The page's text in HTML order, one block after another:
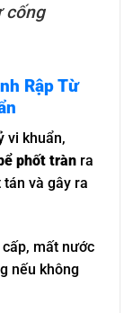
cống
Rập Từ
vi khuẩn,
phốt tràn ra
và gây ra
mất nước
nếu không